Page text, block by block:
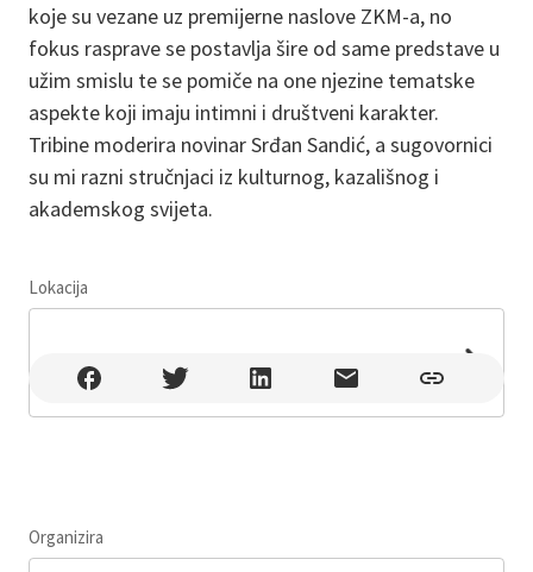
koje su vezane uz premijerne naslove ZKM-a, no
fokus rasprave se postavlja šire od same predstave u
užim smislu te se pomiče na one njezine tematske
aspekte koji imaju intimni i društveni karakter.
Tribine moderira novinar Srđan Sandić, a sugovornici
su mi razni stručnjaci iz kulturnog, kazališnog i
akademskog svijeta.
Lokacija
Organizira